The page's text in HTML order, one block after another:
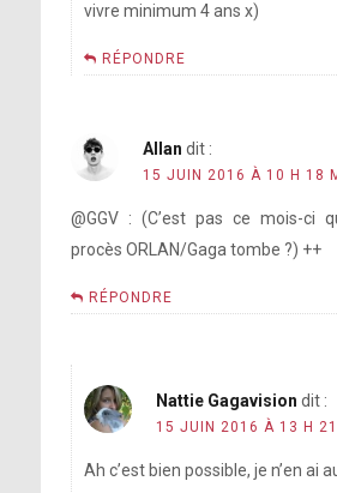
vivre minimum 4 ans x)
RÉPONDRE
Allan dit :
15 JUIN 2016 À 10 H 18
@GGV : (C’est pas ce mois-ci
procès ORLAN/Gaga tombe ?) ++
RÉPONDRE
Nattie Gagavision dit :
15 JUIN 2016 À 13 H 21
Ah c’est bien possible, je n’en ai